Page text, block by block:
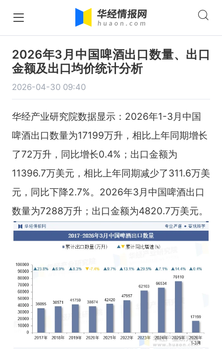
2026年3月中国啤酒出口数量、出口
金额及出口均价统计分析
2026-04-30 09:40
华经产业研究院数据显示：2026年1-3月中国
啤酒出口数量为17199万升，相比上年同期增长
了72万升，同比增长0.4%；出口金额为
11396.7万美元，相比上年同期减少了311.6万美
元，同比下降2.7%。2026年3月中国啤酒出口
数量为7288万升；出口金额为4820.7万美元。